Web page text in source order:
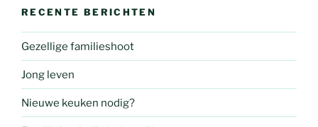
RECENTE BERICHTEN
Gezellige familieshoot
Jong leven
Nieuwe keuken nodig?